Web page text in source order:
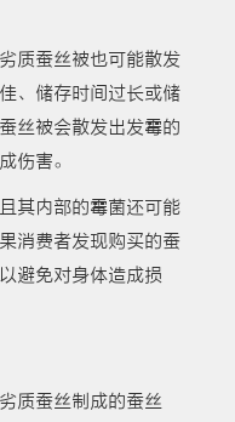
质蚕丝被也可能散发
、储存时间过长或储
丝被会散发出发霉的
伤害。
其内部的霉菌还可能
消费者发现购买的蚕
避免对身体造成损
质蚕丝制成的蚕丝